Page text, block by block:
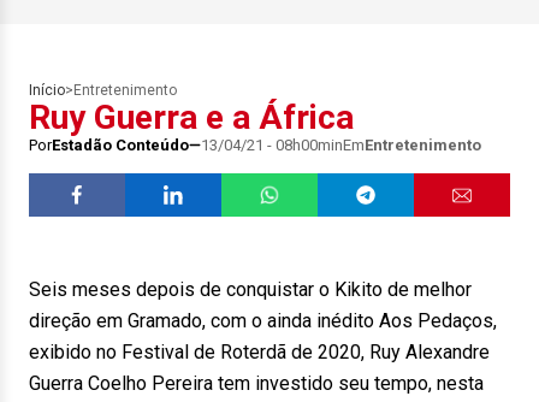
Início> Entretenimento
Ruy Guerra e a África
PorEstadão Conteúdo 13/04/21 - 08h00minEmEntretenimento
Seis meses depois de conquistar o Kikito de melhor
direção em Gramado, com o ainda inédito Aos Pedaços,
exibido no Festival de Roterdã de 2020, Ruy Alexandre
Guerra Coelho Pereira tem investido seu tempo, nesta